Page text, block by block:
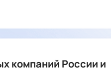
компаний России и